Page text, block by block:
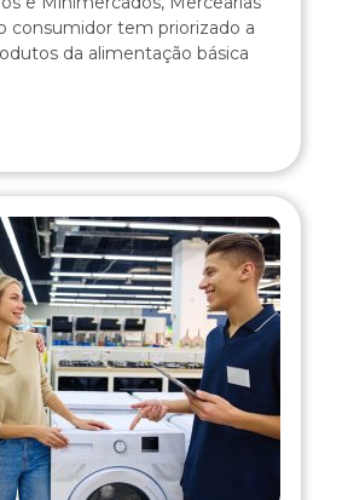
consumidor tem priorizado a
da alimentação básica